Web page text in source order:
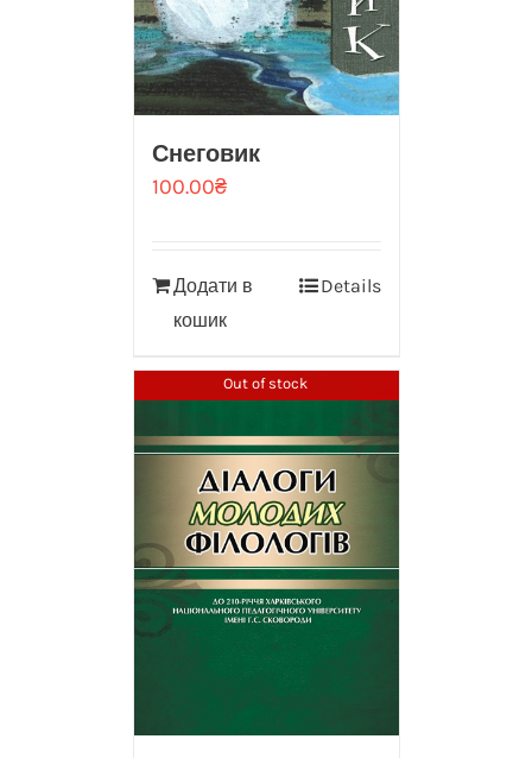
Снеговик
100.00₴
Додати в
кошик
Details
Out of stock